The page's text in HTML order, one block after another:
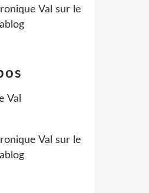
Val sur le
Val sur le